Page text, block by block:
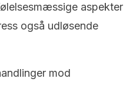
aspekter
også udløsende
mod